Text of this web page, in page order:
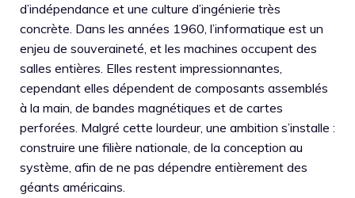
d’indépendance et une culture d’ingénierie très
concrète. Dans les années 1960, l’informatique est un
enjeu de souveraineté, et les machines occupent des
salles entières. Elles restent impressionnantes,
cependant elles dépendent de composants assemblés
à la main, de bandes magnétiques et de cartes
perforées. Malgré cette lourdeur, une ambition s’installe :
construire une filière nationale, de la conception au
système, afin de ne pas dépendre entièrement des
géants américains.